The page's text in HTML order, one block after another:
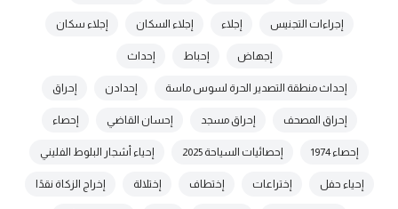
إجراءات التجنيس إجلاء إجلاء السكان إجلاء سكان
إجهاض إحباط إحداث
إحداث منطقة التصدير الحرة لسوس ماسة إحدادن إحراق
إحراق المصحف إحراق مسجد إحسان القاضي إحصاء
إحصاء 1974 إحصائيات السياحة 2025 إحياء أشجار البلوط الفليني
إحياء حفل إختراعات إختطاف إختلالة إخراج الزكاة نقدًا